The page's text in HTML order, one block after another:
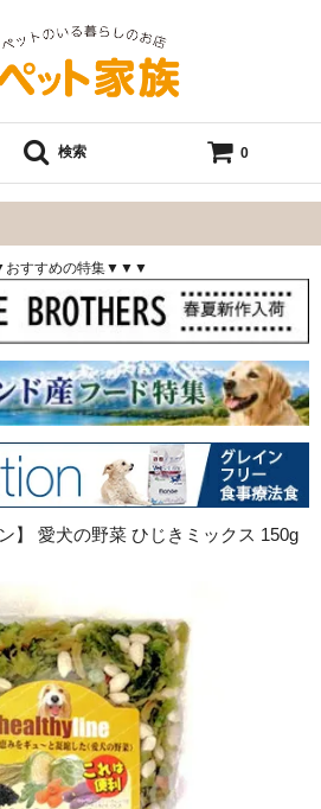
検索 0
すすめの特集▼▼▼
】 愛犬の野菜 ひじきミックス 150g